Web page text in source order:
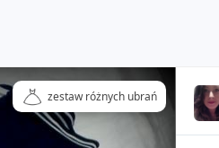
zestaw różnych ubrań